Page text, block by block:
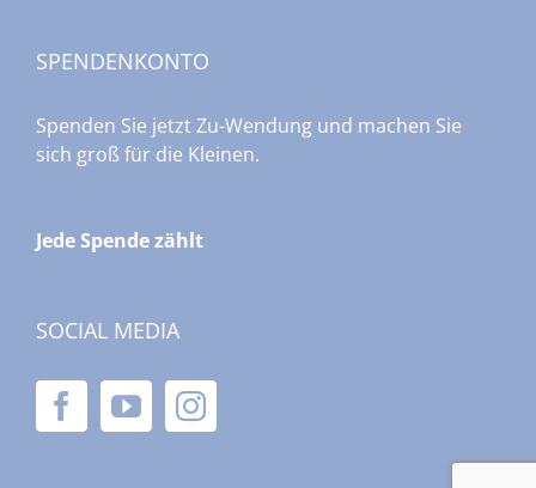
SPENDENKONTO
Spenden Sie jetzt Zu-Wendung und machen Sie
sich groß für die Kleinen.
Jede Spende zählt
SOCIAL MEDIA